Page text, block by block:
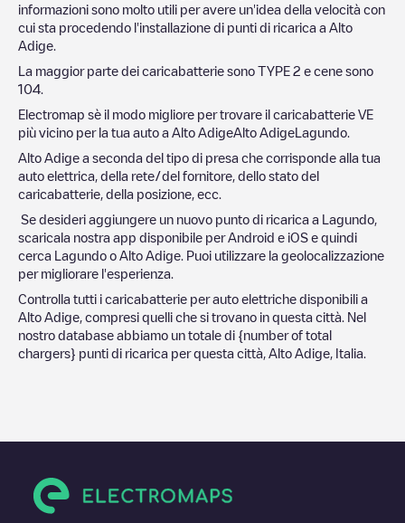
informazioni sono molto utili per avere un'idea della velocità con
cui sta procedendo l'installazione di punti di ricarica a Alto
Adige
La maggior parte dei caricabatterie sono TYPE 2 e cene sono
104
Electromap sè il modo migliore per trovare il caricabatterie VE
più vicino per la tua auto a Alto AdigeAlto AdigeLagundo
Alto Adige a seconda del tipo di presa che corrisponde alla tua
auto elettrica, della rete/del fornitore, dello stato del
caricabatterie, della posizione, ecc.
Se desideri aggiungere un nuovo punto di ricarica a Lagundo
scaricala nostra app disponibile per Android e iOS e quindi
cerca Lagundo o Alto Adige . Puoi utilizzare la geolocalizzazione
per migliorare l'esperienza.
Controlla tutti i caricabatterie per auto elettriche disponibili a
Alto Adige , compresi quelli che si trovano in questa città. Nel
nostro database abbiamo un totale di {number of total
chargers} punti di ricarica per questa città, Alto Adige Italia